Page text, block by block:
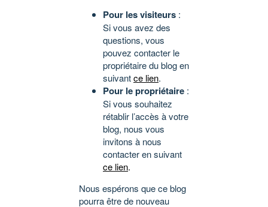
Pour les visiteurs :
Si vous avez des
questions, vous
pouvez contacter le
propriétaire du blog en
suivantce lien.
Pour le propriétaire :
Si vous souhaitez
rétablir l’accès à votre
blog, nous vous
invitons à nous
contacter en suivant
ce lien.
Nous espérons que ce blog
pourra être de nouveau